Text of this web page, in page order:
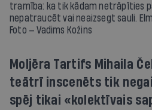
tramība: ka tik kādam netrāpīties
nepatraucēt vai neaizsegt sauli.
Foto — Vadims Kožins
Moljēra Tartifs Mihaila
teātrī inscenēts tik
spēj tikai «kolektīvais